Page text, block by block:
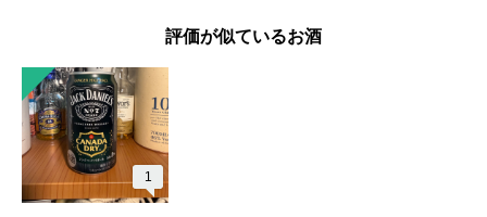
評価が似ているお酒
1